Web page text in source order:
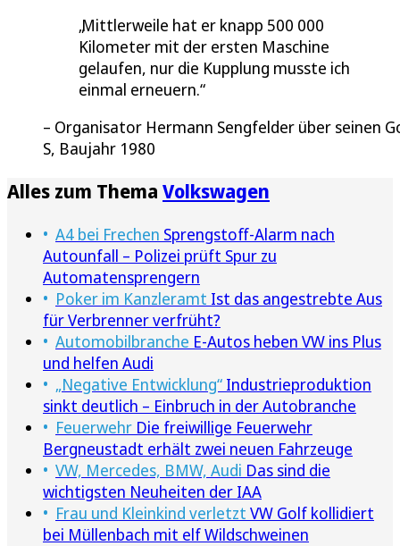
Mittlerweile hat er knapp 500 000
Kilometer mit der ersten Maschine
gelaufen, nur die Kupplung musste ich
einmal erneuern.
Organisator Hermann Sengfelder über seinen
S, Baujahr 1980
Alles zum Thema Volkswagen
A4 bei Frechen Sprengstoff-Alarm nach
Autounfall – Polizei prüft Spur zu
Automatensprengern
Poker im Kanzleramt Ist das angestrebte Aus
für Verbrenner verfrüht?
Automobilbranche E-Autos heben VW ins Plus
und helfen Audi
„Negative Entwicklung“ Industrieproduktion
sinkt deutlich – Einbruch in der Autobranche
Feuerwehr Die freiwillige Feuerwehr
Bergneustadt erhält zwei neuen Fahrzeuge
VW, Mercedes, BMW, Audi Das sind die
wichtigsten Neuheiten der IAA
Frau und Kleinkind verletzt VW Golf kollidiert
bei Müllenbach mit elf Wildschweinen